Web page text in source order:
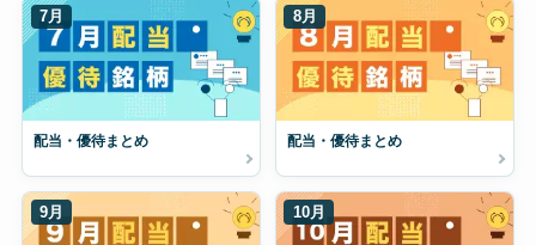
7月
配当・優待まとめ
8月
配当・優待まとめ
9月 10月